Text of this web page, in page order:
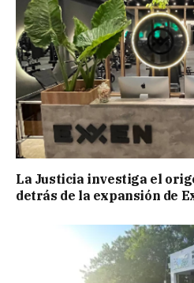
La Justicia investiga el
detrás de la expansión de